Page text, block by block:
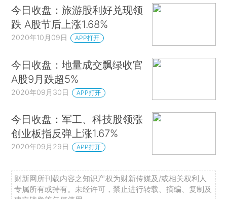
今日收盘：旅游股利好兑现领
跌 A股节后上涨1.68%
2020年10月09日 APP打开
今日收盘：地量成交飘绿收官
A股9月跌超5%
2020年09月30日 APP打开
今日收盘：军工、科技股领涨
创业板指反弹上涨1.67%
2020年09月29日 APP打开
财新网所刊载内容之知识产权为财新传媒及/或相关权利人
专属所有或持有。未经许可，禁止进行转载、摘编、复制及